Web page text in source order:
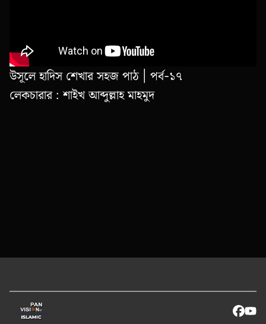
উসূলে হাদিস শেখার সহজ পাঠ | পর্ব-১৭
লেকচারার : শাইখ আব্দুল্লাহ মাহমুদ